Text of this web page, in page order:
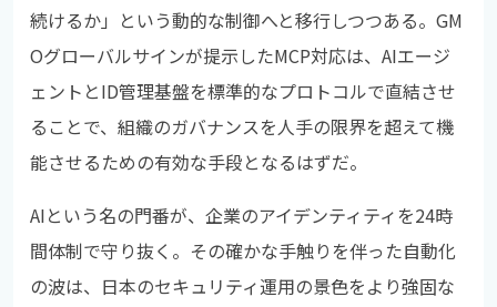
続けるか」という動的な制御へと移行しつつある。GM
Oグローバルサインが提示したMCP対応は、AIエージ
ェントとID管理基盤を標準的なプロトコルで直結させ
ることで、組織のガバナンスを人手の限界を超えて機
能させるための有効な手段となるはずだ。
AIという名の門番が、企業のアイデンティティを24時
間体制で守り抜く。その確かな手触りを伴った自動化
の波は、日本のセキュリティ運用の景色をより強固な